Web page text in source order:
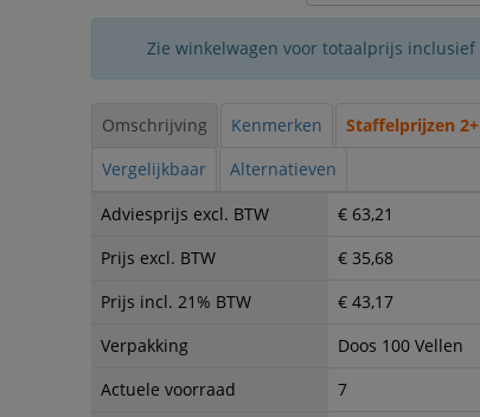
Zie winkelwagen voor totaalprijs inclusief
Omschrijving Kenmerken Staffelprijzen 2+
Vergelijkbaar
Alternatieven
Adviesprijs excl. BTW
€ 63,21
Prijs excl. BTW
€ 35,68
Prijs incl. 21% BTW
€ 43,17
Verpakking
Doos 100 Vellen
Actuele voorraad
7